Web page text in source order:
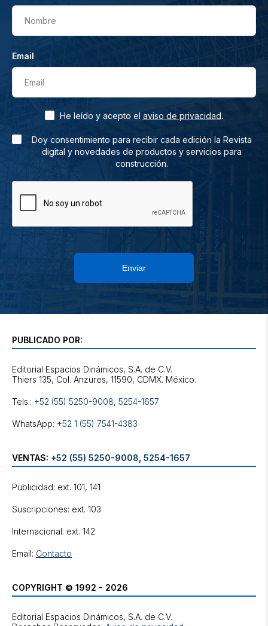
Nombre
Email
Email
He leído y acepto el aviso de privacidad.
Doy consentimiento para recibir cada edición la Revista
digital y novedades de productos y servicios para
construcción.
Enviar
PUBLICADO POR:
Editorial Espacios Dinámicos, S.A. de C.V.
Tels.: +52 (55) 5250-9008, 5254-1657
WhatsApp: +52 1 (55) 7541-4383
VENTAS: +52 (55) 5250-9008 5254-1657
Publicidad: ext. 101, 141
Suscripciones: ext. 103
Internacional: ext. 142
Email: Contacto
COPYRIGHT © 1992 - 2026
Editorial Espacios Dinámicos, S.A. de C.V.